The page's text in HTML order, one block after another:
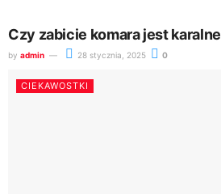
Czy zabicie komara jest karalne
by admin 28 stycznia, 2025 0
CIEKAWOSTKI